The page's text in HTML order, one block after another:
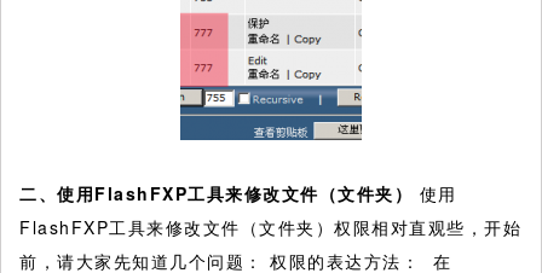
二、使用FlashFXP工具来修改文件（文件夹）
使用
FlashFXP工具来修改文件（文件夹）权限相对直观些，开始
前，请大家先知道几个问题： 权限的表达方法： 在